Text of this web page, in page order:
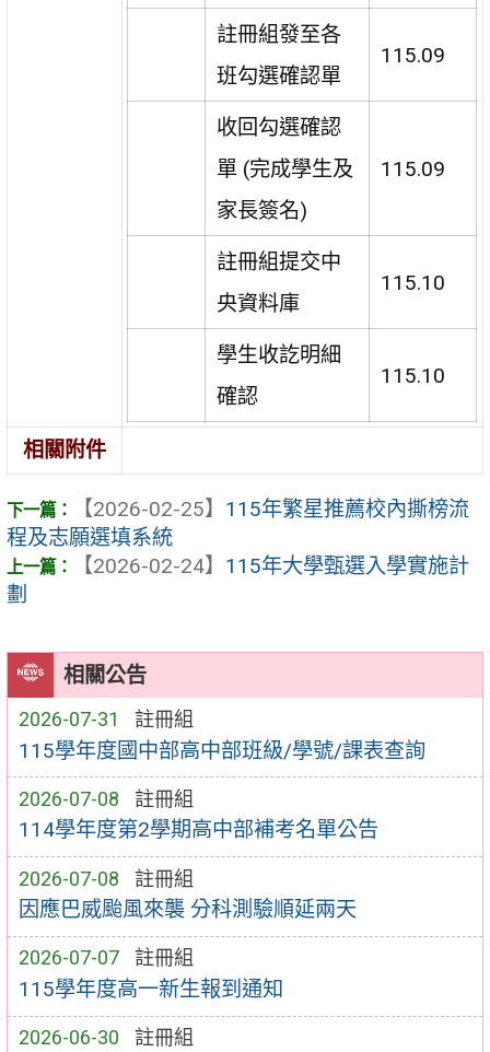
相關公告
2026-07-31 註冊組
115學年度國中部高中部班級/學號/課表查詢
2026-07-08 註冊組
114學年度第2學期高中部補考名單公告
2026-07-08 註冊組
因應巴威颱風來襲 分科測驗順延兩天
2026-07-07 註冊組
115學年度高一新生報到通知
2026-06-30 註冊組
註冊組發至各
班勾選確認單
115.09
收回勾選確認
單 (完成學生及
家長簽名)
115.09
註冊組提交中
央資料庫
115.10
學生收訖明細
確認
115.10
相關附件
【2026-02-25】 115年繁星推薦校內撕榜流
程及志願選填系統
【2026-02-24】 115年大學甄選入學實施計
劃